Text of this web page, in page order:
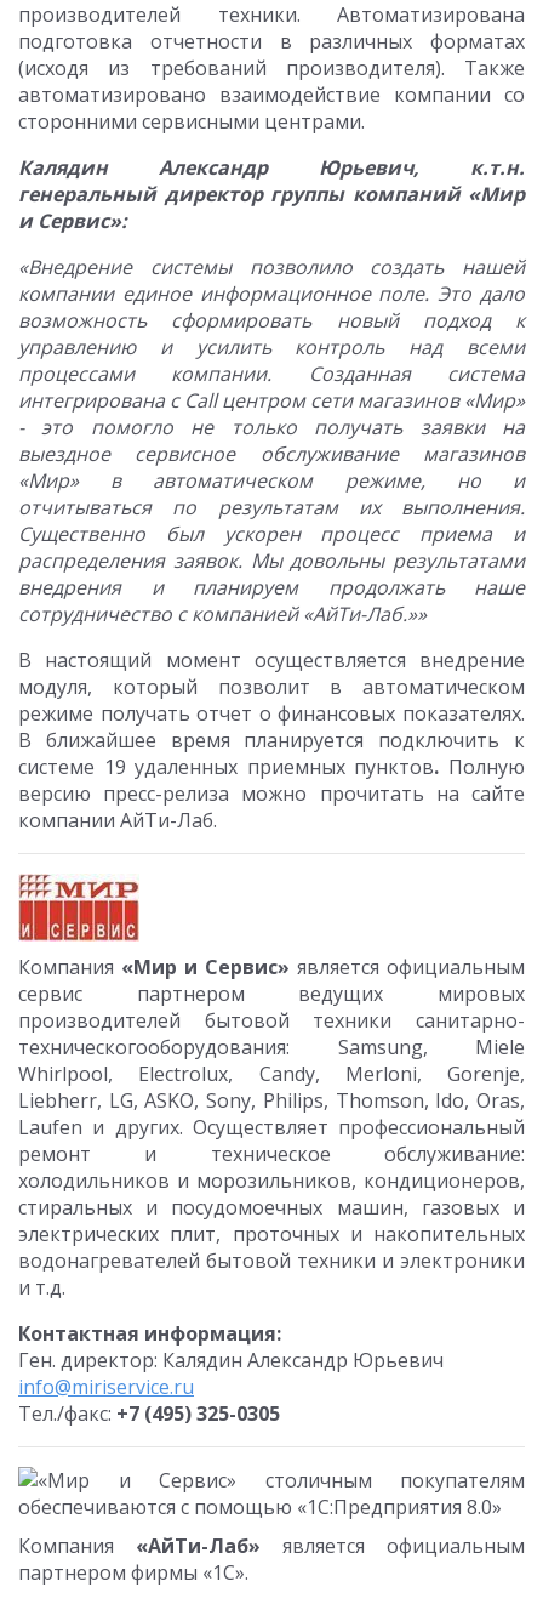
производителей техники. Автоматизирована
подготовка отчетности в различных форматах
(исходя из требований производителя). Также
автоматизировано взаимодействие компании со
сторонними сервисными центрами.
Калядин Александр Юрьевич, к.т.н.
генеральный директор группы компаний «Мир
и Сервис»:
«Внедрение системы позволило создать нашей
компании единое информационное поле. Это дало
возможность сформировать новый подход к
управлению и усилить контроль над всеми
процессами компании. Созданная система
интегрирована с Call центром сети магазинов «Мир»
- это помогло не только получать заявки на
выездное сервисное обслуживание магазинов
«Мир» в автоматическом режиме, но и
отчитываться по результатам их выполнения.
Существенно был ускорен процесс приема и
распределения заявок. Мы довольны результатами
внедрения и планируем продолжать наше
сотрудничество с компанией «АйТи-Лаб.»»
В настоящий момент осуществляется внедрение
модуля, который позволит в автоматическом
режиме получать отчет о финансовых показателях.
В ближайшее время планируется подключить к
системе 19 удаленных приемных пунктов. Полную
версию пресс-релиза можно прочитать на сайте
компании АйТи-Лаб.
Компания «Мир и Сервис» является официальным
сервис партнером ведущих мировых
производителей бытовой техники санитарно-
техническогооборудования: Samsung, Miele
Whirlpool, Electrolux, Candy, Merloni, Gorenje,
Liebherr, LG, ASKO, Sony, Philips, Thomson, Ido, Oras,
Laufen и других. Осуществляет профессиональный
ремонт и техническое обслуживание:
холодильников и морозильников, кондиционеров,
стиральных и посудомоечных машин, газовых и
электрических плит, проточных и накопительных
водонагревателей бытовой техники и электроники
и т.д.
Контактная информация:
Ген. директор: Калядин Александр Юрьевич
info@miriservice.ru
Тел./факс: +7 (495) 325-0305
Компания «АйТи-Лаб» является официальным
партнером фирмы «1С».